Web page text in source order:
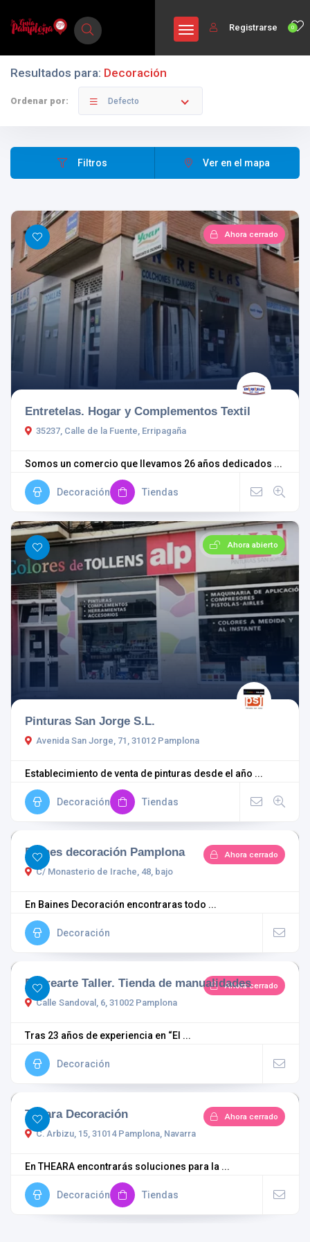
0
Registrarse
Resultados para: Decoración
Ordenar por: Defecto
Filtros Ver en el mapa
Ahora cerrado
Entretelas. Hogar y Complementos Textil
35237, Calle de la Fuente, Erripagaña
Somos un comercio que llevamos 26 años dedicados ...
Decoración Tiendas
Ahora abierto
Pinturas San Jorge S.L.
Avenida San Jorge, 71, 31012 Pamplona
Establecimiento de venta de pinturas desde el año ...
Decoración Tiendas
Ahora cerrado
Baines decoración Pamplona
C/ Monasterio de Irache, 48, bajo
En Baines Decoración encontraras todo ...
Decoración
Ahora cerrado
Recrearte Taller. Tienda de manualidades
Calle Sandoval, 6, 31002 Pamplona
Tras 23 años de experiencia en “El ...
Decoración
Ahora cerrado
Theara Decoración
C. Arbizu, 15, 31014 Pamplona, Navarra
En THEARA encontrarás soluciones para la ...
Decoración Tiendas